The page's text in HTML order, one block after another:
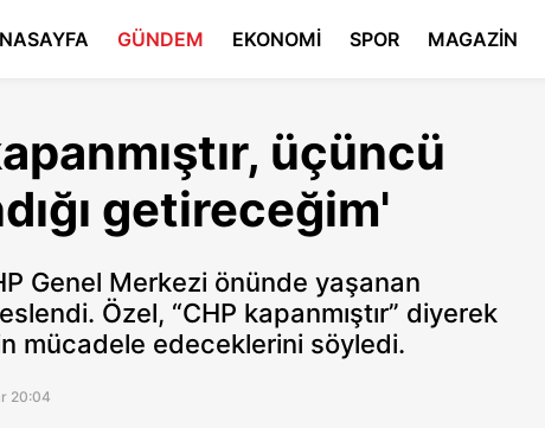
GÜNDEM EKONOMİ SPOR MAGAZİN
üçüncü
getireceğim'
Genel Merkezi önünde yaşanan
Özel, “CHP kapanmıştır” diyerek
mücadele edeceklerini söyledi.
20:04